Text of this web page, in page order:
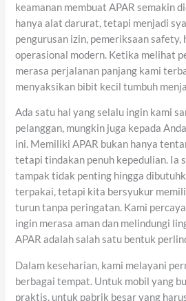
keamanan membuat APAR semakin
hanya alat darurat, tetapi menjadi
pengurusan izin, pemeriksaan safety,
operasional modern. Ketika melihat
merasa perjalanan panjang kami
menyaksikan bibit kecil tumbuh
Ada satu hal yang selalu ingin kami
pelanggan, mungkin juga kepada
ini. Memiliki APAR bukan hanya
tetapi tindakan penuh kepedulian. Ia
tampak tidak penting hingga
terpakai, tetapi kita bersyukur
turun tanpa peringatan. Kami
ingin merasa aman dan melindungi
APAR adalah salah satu bentuk
Dalam keseharian, kami melayani
berbagai tempat. Untuk mobil yang
praktis, untuk pabrik besar yang